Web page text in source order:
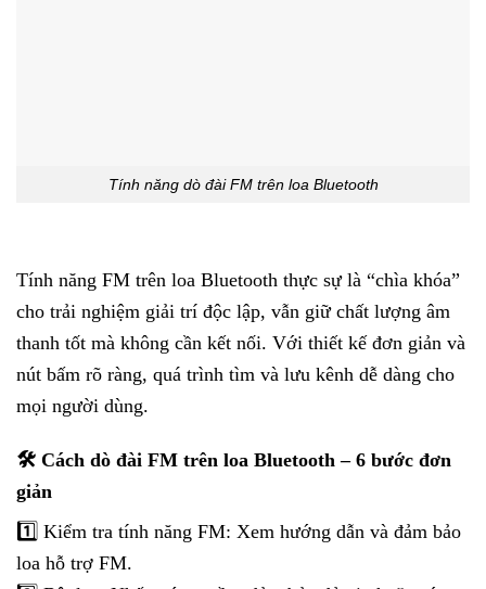
Tính năng dò đài FM trên loa Bluetooth
Tính năng FM trên loa Bluetooth thực sự là “chìa khóa”
cho trải nghiệm giải trí độc lập, vẫn giữ chất lượng âm
thanh tốt mà không cần kết nối. Với thiết kế đơn giản và
nút bấm rõ ràng, quá trình tìm và lưu kênh dễ dàng cho
mọi người dùng.
🛠️ Cách dò đài FM trên loa Bluetooth – 6 bước đơn
giản
1️⃣ Kiểm tra tính năng FM: Xem hướng dẫn và đảm bảo
loa hỗ trợ FM.